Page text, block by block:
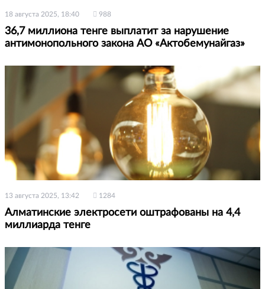
18 августа 2025, 18:40 988
36,7 миллиона тенге выплатит за нарушение
антимонопольного закона АО «Актобемунайгаз»
13 августа 2025, 13:42 1284
Алматинские электросети оштрафованы на 4,4
миллиарда тенге